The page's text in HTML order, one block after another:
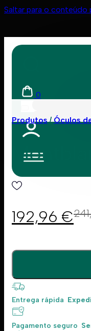
Saltar para o conteúdo
0
Produtos Óculos
192,96 €
Entrega rápida
Pagamento seguro